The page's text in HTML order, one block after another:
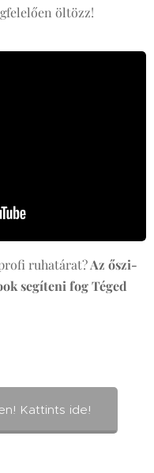
öltözz!
ruhatárat?Az őszi-
segíteni fog Téged
Kattints ide!